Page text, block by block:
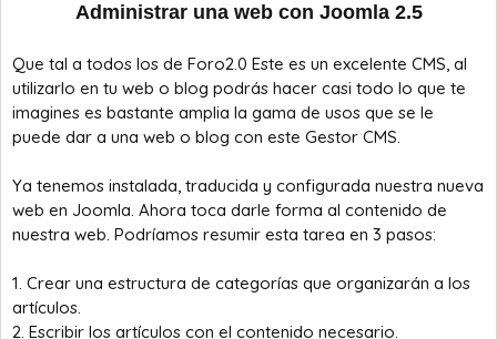
i
Administrar una web con Joomla 2.5
Que tal a todos los de Foro2.0 Este es un excelente CMS, al
utilizarlo en tu web o blog podrás hacer casi todo lo que te
imagines es bastante amplia la gama de usos que se le
puede dar a una web o blog con este Gestor CMS.
Ya tenemos instalada, traducida y configurada nuestra nueva
web en Joomla. Ahora toca darle forma al contenido de
nuestra web. Podríamos resumir esta tarea en 3 pasos:
1. Crear una estructura de categorías que organizarán a los
artículos.
2. Escribir los artículos con el contenido necesario.